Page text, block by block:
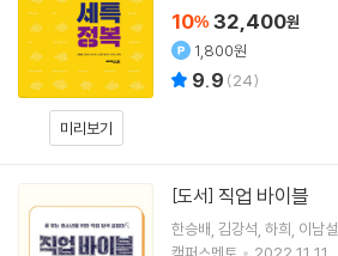
미리보기
10% 32,400원
1,800원
9.9 (24)
[도서] 직업 바이블
한승배 김강석 하희 이남설